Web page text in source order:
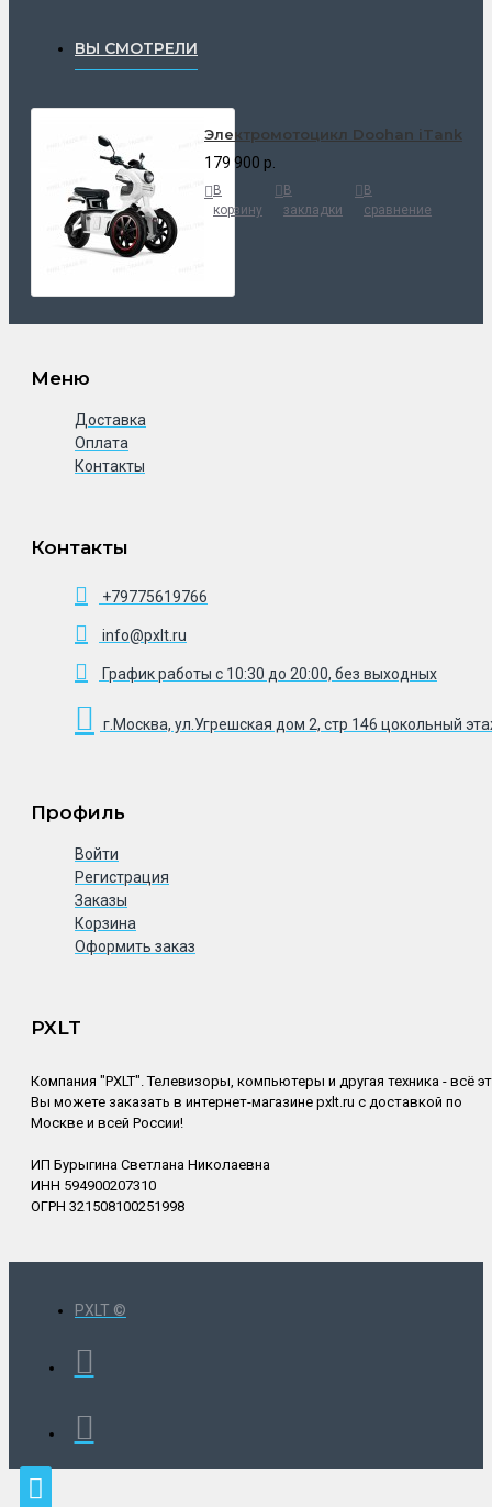
ВЫ СМОТРЕЛИ
Электромотоцикл Doohan iTank
179 900 р.
В
корзину
В
закладки
В
сравнение
Меню
Доставка
Оплата
Контакты
Контакты
+79775619766
info@pxlt.ru
График работы с 10:30 до 20:00, без выходных
г.Москва, ул.Угрешская дом 2, стр 146 цокольный
Профиль
Войти
Регистрация
Заказы
Корзина
Оформить заказ
PXLT
Компания "PXLT". Телевизоры, компьютеры и другая техника - всё
Вы можете заказать в интернет-магазине pxlt.ru с доставкой по
Москве и всей России!
ИП Бурыгина Светлана Николаевна
ИНН 594900207310
ОГРН 321508100251998
PXLT ©